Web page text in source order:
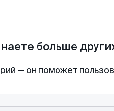
больше
— он поможет